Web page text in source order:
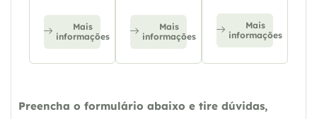
Mais
informações
Mais
informações
Mais
informações
Preencha o formulário abaixo e tire dúvidas,